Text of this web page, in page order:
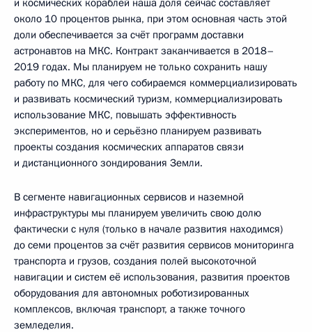
около 10 процентов рынка, при этом основная часть этой
доли обеспечивается за счёт программ доставки
астронавтов на МКС. Контракт заканчивается в 2018–
2019 годах. Мы планируем не только сохранить нашу
работу по МКС, для чего собираемся коммерциализировать
и развивать космический туризм, коммерциализировать
использование МКС, повышать эффективность
экспериментов, но и серьёзно планируем развивать
проекты создания космических аппаратов связи
и дистанционного зондирования Земли.
В сегменте навигационных сервисов и наземной
инфраструктуры мы планируем увеличить свою долю
фактически с нуля (только в начале развития находимся)
до семи процентов за счёт развития сервисов мониторинга
транспорта и грузов, создания полей высокоточной
навигации и систем её использования, развития проектов
оборудования для автономных роботизированных
комплексов, включая транспорт, а также точного
земледелия.